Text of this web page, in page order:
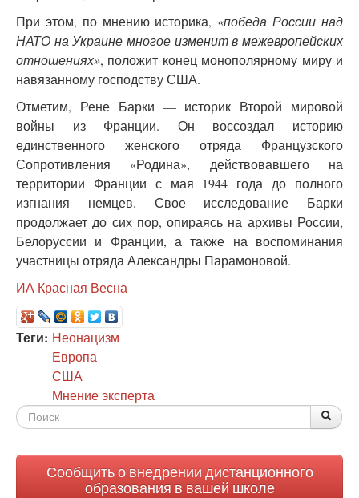
При этом, по мнению историка, «победа России над
НАТО на Украине многое изменит в межевропейских
отношениях», положит конец монополярному миру и
навязанному господству США.
Отметим, Рене Барки — историк Второй мировой
войны из Франции. Он воссоздал историю
единственного женского отряда Французского
Сопротивления «Родина», действовавшего на
территории Франции с мая 1944 года до полного
изгнания немцев. Свое исследование Барки
продолжает до сих пор, опираясь на архивы России,
Белоруссии и Франции, а также на воспоминания
участницы отряда Александры Парамоновой.
ИА Красная Весна
Теги: Неонацизм
Европа
США
Мнение эксперта
Форма
Сообщить о внедрении дистанционного
образования в вашей школе